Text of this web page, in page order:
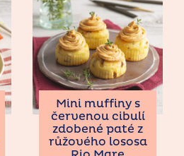
Mini muffiny s
červenou cibulí
zdobené paté z
růžového lososa